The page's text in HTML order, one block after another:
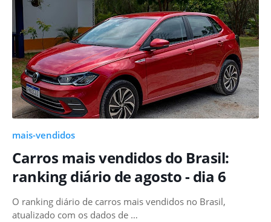
mais-vendidos
Carros mais vendidos do Brasil:
ranking diário de agosto - dia 6
O ranking diário de carros mais vendidos no Brasil,
atualizado com os dados de …